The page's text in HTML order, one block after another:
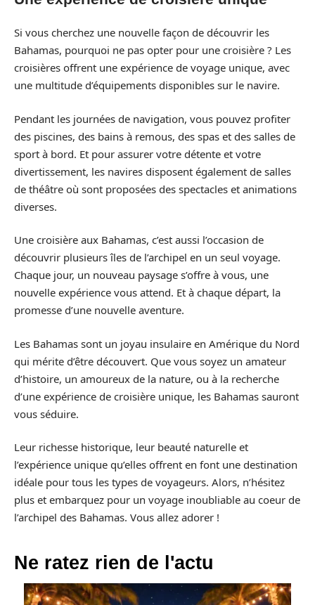
Si vous cherchez une nouvelle façon de découvrir les
Bahamas, pourquoi ne pas opter pour une croisière ? Les
croisières offrent une expérience de voyage unique, avec
une multitude d’équipements disponibles sur le navire.
Pendant les journées de navigation, vous pouvez profiter
des piscines, des bains à remous, des spas et des salles de
sport à bord. Et pour assurer votre détente et votre
divertissement, les navires disposent également de salles
de théâtre où sont proposées des spectacles et animations
diverses.
Une croisière aux Bahamas, c’est aussi l’occasion de
découvrir plusieurs îles de l’archipel en un seul voyage.
Chaque jour, un nouveau paysage s’offre à vous, une
nouvelle expérience vous attend. Et à chaque départ, la
promesse d’une nouvelle aventure.
Les Bahamas sont un joyau insulaire en Amérique du Nord
qui mérite d’être découvert. Que vous soyez un amateur
d’histoire, un amoureux de la nature, ou à la recherche
d’une expérience de croisière unique, les Bahamas sauront
vous séduire.
Leur richesse historique, leur beauté naturelle et
l’expérience unique qu’elles offrent en font une destination
idéale pour tous les types de voyageurs. Alors, n’hésitez
plus et embarquez pour un voyage inoubliable au coeur de
l’archipel des Bahamas. Vous allez adorer !
Ne ratez rien de l'actu